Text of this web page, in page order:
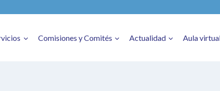
Comisiones y Comités Actualidad Aula